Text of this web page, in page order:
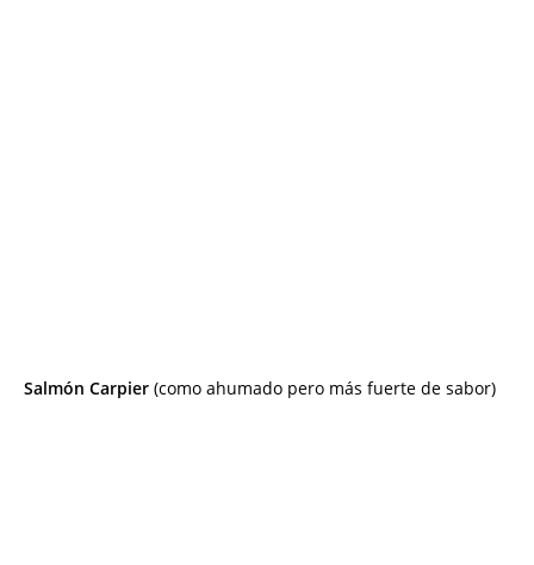
Salmón Carpier (como ahumado pero más fuerte de sabor)